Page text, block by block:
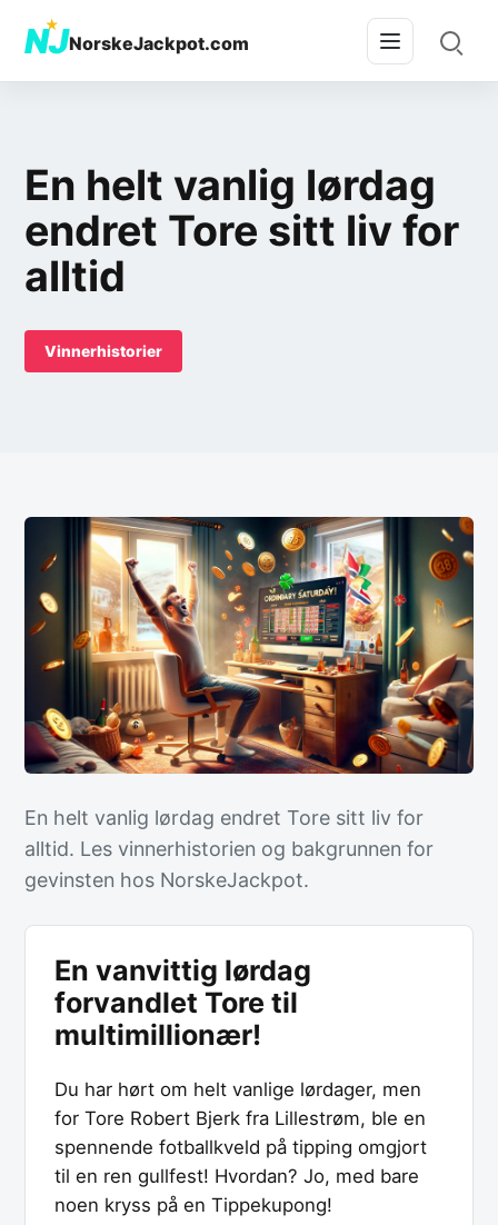
NJ
★
NorskeJackpot.com
En helt vanlig lørdag
endret Tore sitt liv for
alltid
Vinnerhistorier
En helt vanlig lørdag endret Tore sitt liv for
alltid. Les vinnerhistorien og bakgrunnen for
gevinsten hos NorskeJackpot.
En vanvittig lørdag
forvandlet Tore til
multimillionær!
Du har hørt om helt vanlige lørdager, men
for Tore Robert Bjerk fra Lillestrøm, ble en
spennende fotballkveld på tipping omgjort
til en ren gullfest! Hvordan? Jo, med bare
noen kryss på en Tippekupong!